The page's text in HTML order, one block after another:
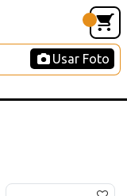
Usar Foto